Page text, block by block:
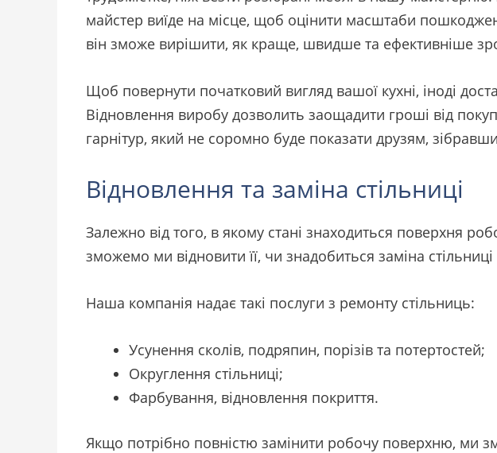
майстер виїде на місце, щоб оцінити масштаби
він зможе вирішити, як краще, швидше та ефективніше
Щоб повернути початковий вигляд вашої кухні, іноді
Відновлення виробу дозволить заощадити гроші від
гарнітур, який не соромно буде показати друзям,
Відновлення та заміна стільниці
Залежно від того, в якому стані знаходиться поверхня
зможемо ми відновити її, чи знадобиться заміна стільниці
Наша компанія надає такі послуги з ремонту стільниць:
Усунення сколів, подряпин, порізів та потертостей;
Округлення стільниці;
Фарбування, відновлення покриття.
Якщо потрібно повністю замінити робочу поверхню, ми